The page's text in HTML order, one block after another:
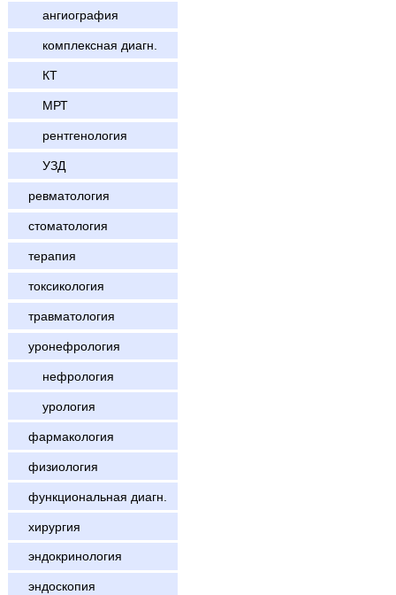
ангиография
комплексная диагн.
КТ
МРТ
рентгенология
УЗД
ревматология
стоматология
терапия
токсикология
травматология
уронефрология
нефрология
урология
фармакология
физиология
функциональная диагн.
хирургия
эндокринология
эндоскопия